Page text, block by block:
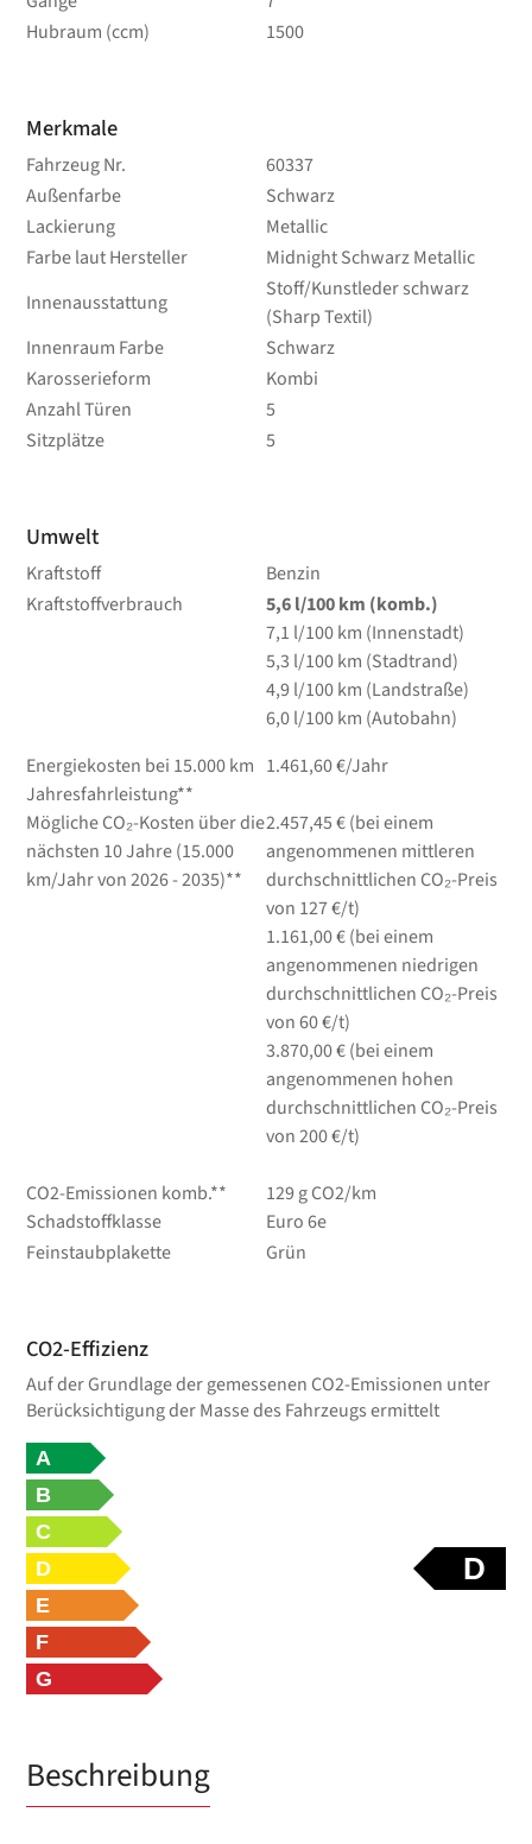
Hubraum (ccm)
1500
Merkmale
Fahrzeug Nr.
60337
Außenfarbe
Schwarz
Lackierung
Metallic
Farbe laut Hersteller
Midnight Schwarz Metallic
Innenausstattung
Stoff/Kunstleder schwarz
(Sharp Textil)
Innenraum Farbe
Schwarz
Karosserieform
Kombi
Anzahl Türen
5
Sitzplätze
5
Umwelt
Kraftstoff
Benzin
Kraftstoffverbrauch
5,6l/100 km (komb.)
7,1 l/100 km (Innenstadt)
5,3 l/100 km (Stadtrand)
4,9l/100 km (Landstraße)
6,0l/100 km (Autobahn)
Energiekosten bei 15.000 km
Jahresfahrleistung**
1.461,60 €/Jahr
Mögliche CO₂-Kosten über die
nächsten 10 Jahre (15.000
km/Jahr von 2026 - 2035)**
2.457,45 € (bei einem
angenommenen mittleren
durchschnittlichen CO₂-Preis
von 127 €/t)
1.161,00 € (bei einem
angenommenen niedrigen
durchschnittlichen CO₂-Preis
von 60 €/t)
3.870,00 € (bei einem
angenommenen hohen
durchschnittlichen CO₂-Preis
von 200 €/t)
CO2-Emissionen komb.**
129 g CO2/km
Schadstoffklasse
Euro 6e
Feinstaubplakette
Grün
CO2-Effizienz
Auf der Grundlage der gemessenen CO2-Emissionen unter
Berücksichtigung der Masse des Fahrzeugs ermittelt
D
A
B
C
D
E
F
G
Beschreibung